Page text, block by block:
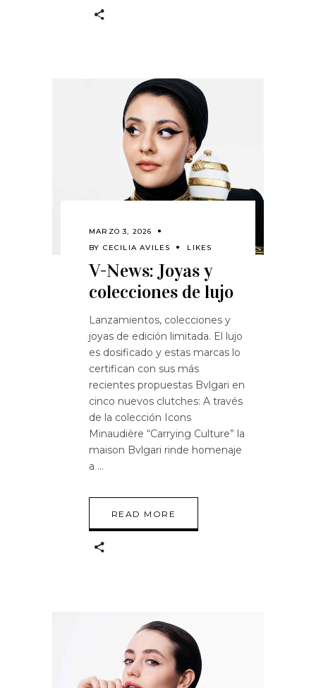
MARZO 3, 2026
BY CECILIA AVILES LIKES
V-News: Joyas y
colecciones de lujo
Lanzamientos, colecciones y
joyas de edición limitada. El lujo
es dosificado y estas marcas lo
certifican con sus más
recientes propuestas Bvlgari en
cinco nuevos clutches: A través
de la colección Icons
Minaudière “Carrying Culture” la
maison Bvlgari rinde homenaje
a
READ MORE